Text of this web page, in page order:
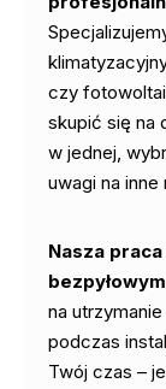
czy
skupić się na
w jednej,
uwagi na inne
Nasza
na
podczas
Twój czas –